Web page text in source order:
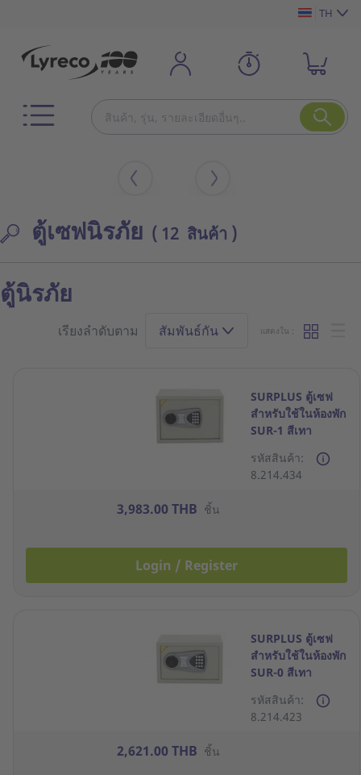
TH
ตู้เซฟนิรภัย ( 12 สินค้า )
ตู้นิรภัย
เรียงลำดับตาม สัมพันธ์กัน แสดงใน :
SURPLUS ตู้เซฟ
สำหรับใช้ในห้องพัก
SUR-1 สีเทา
รหัสสินค้า:
8.214.434
3,983.00 THB ชิ้น
Login / Register
SURPLUS ตู้เซฟ
สำหรับใช้ในห้องพัก
SUR-0 สีเทา
รหัสสินค้า:
8.214.423
2,621.00 THB ชิ้น